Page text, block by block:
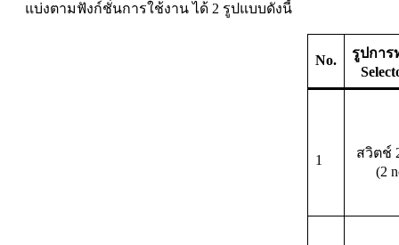
แบ่งตามฟังก์ชั่นการใช้งาน ได้ 2 รูปแบบดังนี้
No.
รูปการ
1
สวิตช์
(2